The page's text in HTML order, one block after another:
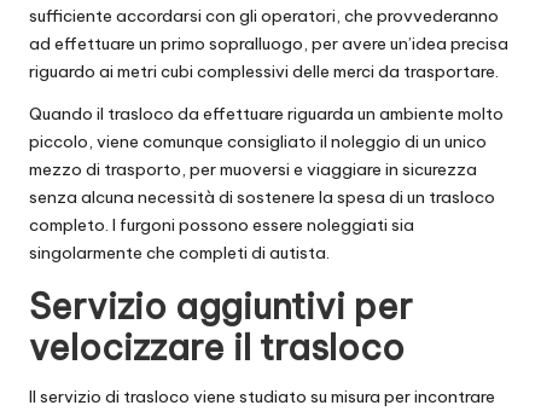
sufficiente accordarsi con gli operatori, che provvederanno
ad effettuare un primo sopralluogo, per avere un’idea precisa
riguardo ai metri cubi complessivi delle merci da trasportare.
Quando il trasloco da effettuare riguarda un ambiente molto
piccolo, viene comunque consigliato il noleggio di un unico
mezzo di trasporto, per muoversi e viaggiare in sicurezza
senza alcuna necessità di sostenere la spesa di un trasloco
completo. I furgoni possono essere noleggiati sia
singolarmente che completi di autista.
Servizio aggiuntivi per
velocizzare il trasloco
Il servizio di trasloco viene studiato su misura per incontrare